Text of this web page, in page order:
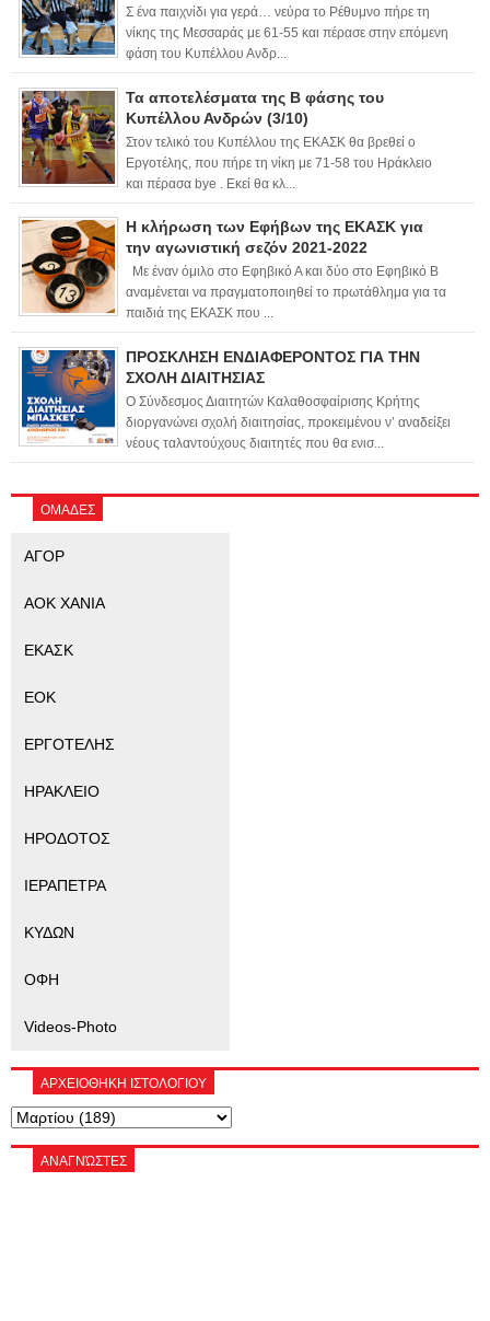
Σ ένα παιχνίδι για γερά… νεύρα το Ρέθυμνο πήρε τη
νίκης της Μεσσαράς με 61-55 και πέρασε στην επόμενη
φάση του Κυπέλλου Ανδρ...
Τα αποτελέσματα της Β φάσης του
Κυπέλλου Ανδρών (3/10)
Στον τελικό του Κυπέλλου της ΕΚΑΣΚ θα βρεθεί ο
Εργοτέλης, που πήρε τη νίκη με 71-58 του Ηράκλειο
και πέρασα bye . Εκεί θα κλ...
Η κλήρωση των Εφήβων της ΕΚΑΣΚ για
την αγωνιστική σεζόν 2021-2022
Με έναν όμιλο στο Εφηβικό Α και δύο στο Εφηβικό Β
αναμένεται να πραγματοποιηθεί το πρωτάθλημα για τα
παιδιά της ΕΚΑΣΚ που ...
ΠΡΟΣΚΛΗΣΗ ΕΝΔΙΑΦΕΡΟΝΤΟΣ ΓΙΑ ΤΗΝ
ΣΧΟΛΗ ΔΙΑΙΤΗΣΙΑΣ
Ο Σύνδεσμος Διαιτητών Καλαθοσφαίρισης Κρήτης
διοργανώνει σχολή διαιτησίας, προκειμένου ν’ αναδείξει
νέους ταλαντούχους διαιτητές που θα ενισ...
ΟΜΑΔΕΣ
ΑΓΟΡ
ΑΟΚ ΧΑΝΙΑ
ΕΚΑΣΚ
ΕΟΚ
ΕΡΓΟΤΕΛΗΣ
ΗΡΑΚΛΕΙΟ
ΗΡΟΔΟΤΟΣ
ΙΕΡΑΠΕΤΡΑ
ΚΥΔΩΝ
ΟΦΗ
Videos-Photo
ΑΡΧΕΙΟΘΗΚΗ ΙΣΤΟΛΟΓΙΟΥ
ΑΝΑΓΝΏΣΤΕΣ